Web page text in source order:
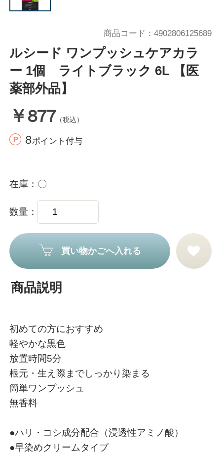
ルシード ワンプッシュケアカラ
ー 1個 ライトブラック 6L 【医
薬部外品】
￥877 （税込）
8ポイント付与
商品コード 4902806125689
在庫 〇
数量
買い物かごへ入れる
商品説明
初めての方におすすめ
軽やかな黒色
放置時間5分
根元・生え際までしっかり染まる
簡単ワンプッシュ
無香料
●ハリ・コシ成分配合（浸透性アミノ酸）
●早染めクリームタイプ